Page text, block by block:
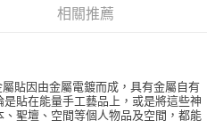
)免運費
相關推薦
貼因由金屬電鍍而成，具有金屬自有
貼在能量手工藝品上，或是將這些神
聖壇、空間等個人物品及空間，都能